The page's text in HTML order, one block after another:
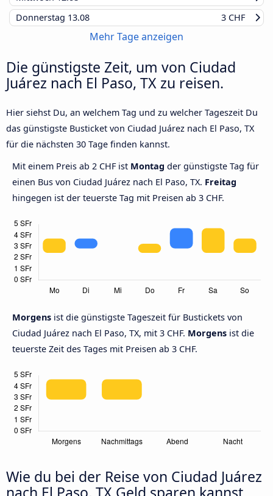
Donnerstag 13.08 3 CHF
Mehr Tage anzeigen
Die günstigste Zeit, um von Ciudad
Juárez nach El Paso, TX zu reisen.
Hier siehst Du, an welchem Tag und zu welcher Tageszeit Du
das günstigste Busticket von Ciudad Juárez nach El Paso, TX
für die nächsten 30 Tage finden kannst.
Mit einem Preis ab 2 CHF ist Montag der günstigste Tag für
einen Bus von Ciudad Juárez nach El Paso, TX. Freitag
hingegen ist der teuerste Tag mit Preisen ab 3 CHF.
Morgens ist die günstigste Tageszeit für Bustickets von
Ciudad Juárez nach El Paso, TX, mit 3 CHF. Morgens ist die
teuerste Zeit des Tages mit Preisen ab 3 CHF.
Wie du bei der Reise von Ciudad Juárez